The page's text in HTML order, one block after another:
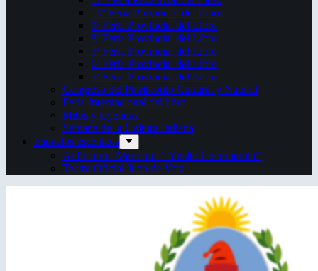
10ª Feria Provincial del Libro
9ª Feria Provincial del Libro
8ª Feria Provincial del Libro
7ª Feria Provincial del Libro
6ª Feria Provincial del Libro
5ª Feria Provincial del Libro
Congreso del Patrimonio Cultural y Natural
Feria Internacional del libro
Mitos y leyendas
Semana de la Cultura Italiana
Espacios escénicos
Anfiteatro “Mario del Tránsito Cocomarola”
Teatro Oficial Juan de Vera